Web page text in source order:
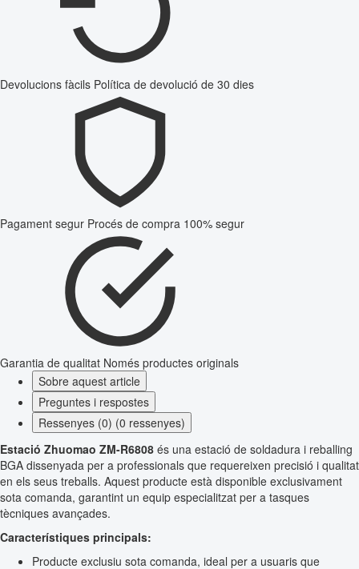
Devolucions fàcils Política de devolució de 30 dies
Pagament segur Procés de compra 100% segur
Garantia de qualitat Només productes originals
Sobre aquest article
Preguntes i respostes
Ressenyes (0) (0 ressenyes)
Estació Zhuomao ZM-R6808 és una estació de soldadura i reballing
BGA dissenyada per a professionals que requereixen precisió i qualitat
en els seus treballs. Aquest producte està disponible exclusivament
sota comanda, garantint un equip especialitzat per a tasques
tècniques avançades.
Característiques principals:
Producte exclusiu sota comanda, ideal per a usuaris que